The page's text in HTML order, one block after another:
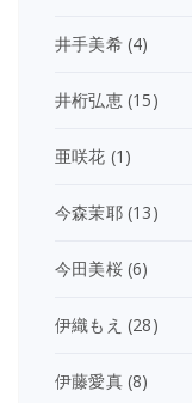
井手美希(4)
井桁弘恵(15)
亜咲花 (1)
今森茉耶(13)
今田美桜(6)
伊織もえ (28)
伊藤愛真(8)